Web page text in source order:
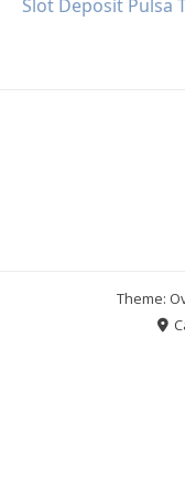
Slot Deposit Pulsa
Theme: